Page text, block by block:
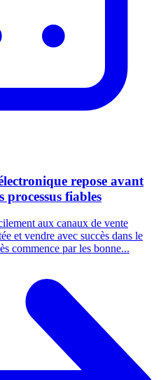
repose avant
processus fiables
aux canaux de vente
et vendre avec succès dans le
commence par les bonne...